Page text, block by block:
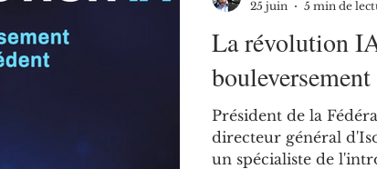
La révolution
Président de la
directeur général
un spécialiste de
25 juin
5 min de